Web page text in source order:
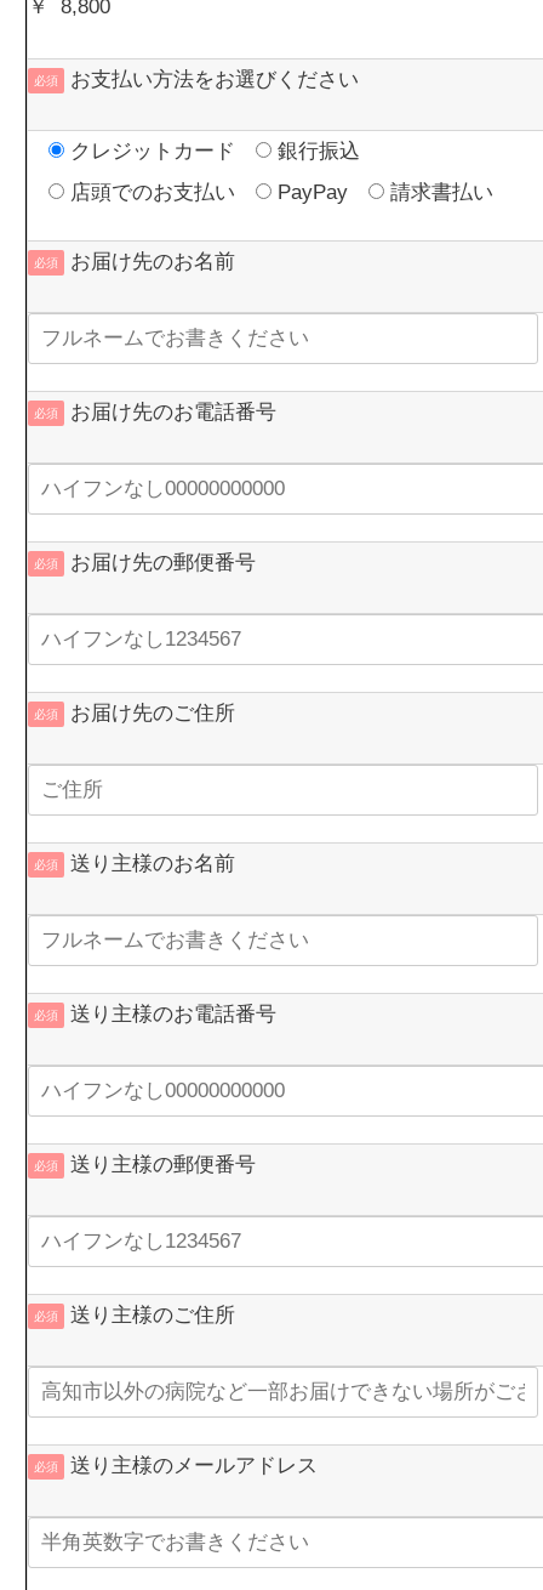
￥
必須 お支払い方法をお選びください
クレジットカード
銀行振込
店頭でのお支払い
PayPay 請求書払い
必須 お届け先のお名前
必須 お届け先のお電話番号
必須 お届け先の郵便番号
必須 お届け先のご住所
必須 送り主様のお名前
必須 送り主様のお電話番号
必須 送り主様の郵便番号
必須 送り主様のご住所
必須 送り主様のメールアドレス